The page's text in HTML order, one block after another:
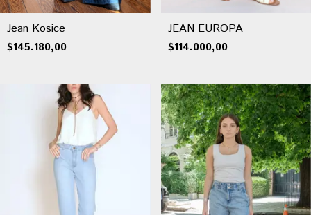
Jean Kosice
$145.180,00
JEAN EUROPA
$114.000,00